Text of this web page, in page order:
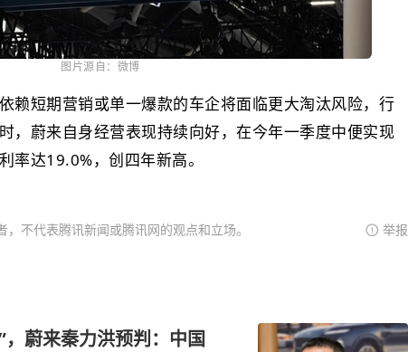
图片源自：微博
赖短期营销或单一爆款的车企将面临更大淘汰风险，行
， 蔚来自身经营表现持续向好，在今年一季度中便实现
率达19.0%，创四年新高。
不代表腾讯新闻或腾讯网的观点和立场。 举报
蔚来秦力洪预判：中国